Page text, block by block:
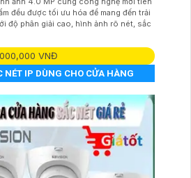
đều được tối ưu hóa để mang đến trải
độ phân giải cao, hình ảnh rõ nét, sắc
VNĐ
NÉT IP DÙNG CHO CỬA HÀNG